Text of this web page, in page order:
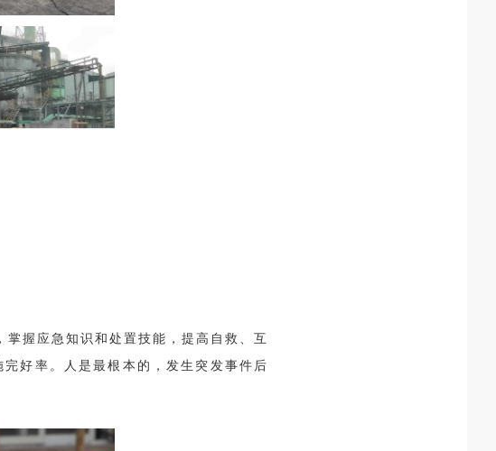
握应急知识和处置技能，提高自救、互
好率。人是最根本的，发生突发事件后